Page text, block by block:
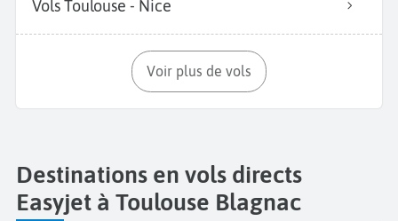
Vols Toulouse - Nice
Voir plus de vols
Destinations en vols directs
Easyjet à Toulouse Blagnac